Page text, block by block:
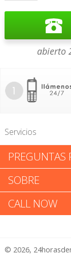
abierto
Servicios
Bill C Burnside
Bill C
1 – No
PREGUNTAS
SOBRE
CALL NOW
© 2026,